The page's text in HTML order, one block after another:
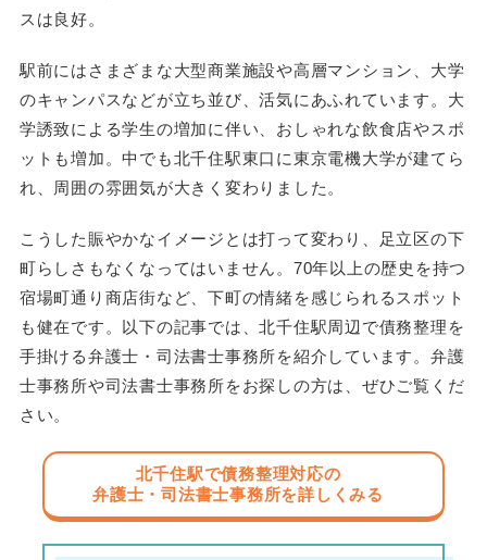
スは良好。
駅前にはさまざまな大型商業施設や高層マンション、大学
のキャンパスなどが立ち並び、活気にあふれています。大
学誘致による学生の増加に伴い、おしゃれな飲食店やスポ
ットも増加。中でも北千住駅東口に東京電機大学が建てら
れ、周囲の雰囲気が大きく変わりました。
こうした賑やかなイメージとは打って変わり、足立区の下
町らしさもなくなってはいません。70年以上の歴史を持つ
宿場町通り商店街など、下町の情緒を感じられるスポット
も健在です。以下の記事では、北千住駅周辺で債務整理を
手掛ける弁護士・司法書士事務所を紹介しています。弁護
士事務所や司法書士事務所をお探しの方は、ぜひご覧くだ
さい。
北千住駅で債務整理対応の
弁護士・司法書士事務所を詳しくみる